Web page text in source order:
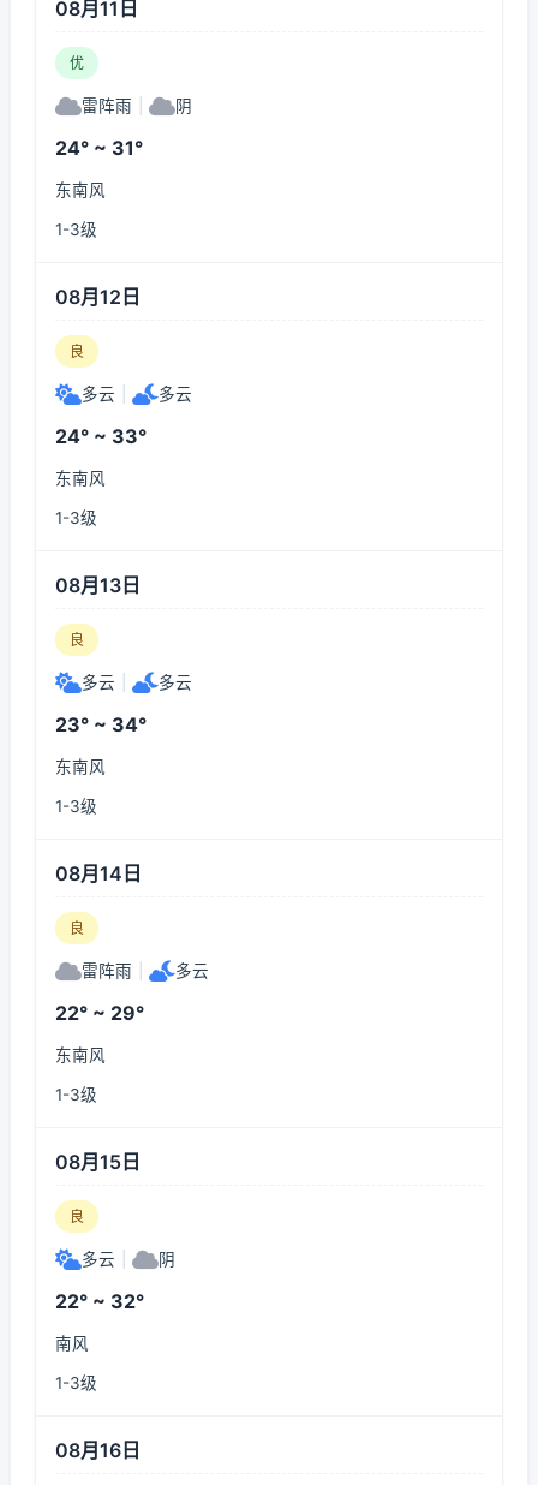
08月11日
优
雷阵雨 阴
24° ~ 31°
东南风
1-3级
08月12日
良
多云 多云
24° ~ 33°
东南风
1-3级
08月13日
良
多云 多云
23° ~ 34°
东南风
1-3级
08月14日
良
雷阵雨 多云
22° ~ 29°
东南风
1-3级
08月15日
良
多云 阴
22° ~ 32°
南风
1-3级
08月16日